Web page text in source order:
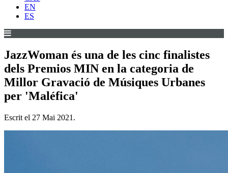
EN
ES
JazzWoman és una de les cinc finalistes
dels Premios MIN en la categoria de
Millor Gravació de Músiques Urbanes
per 'Maléfica'
Escrit el 27 Mai 2021 .